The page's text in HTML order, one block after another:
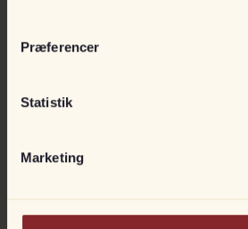
Præferencer
Statistik
Marketing
E-mail*